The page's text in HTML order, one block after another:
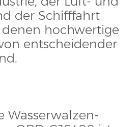
der Schifffahrt
hochwertige
entscheidender
Wasserwalzen-